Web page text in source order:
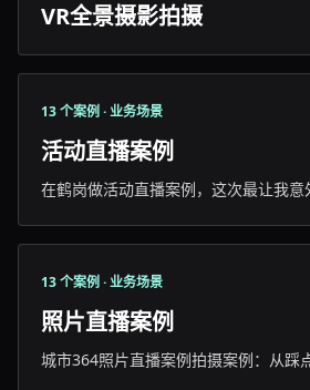
VR全景摄影拍摄
13 个案例 · 业务场景
活动直播案例
在鹤岗做活动直播案例，这次最让我意
13 个案例 · 业务场景
照片直播案例
城市364照片直播案例拍摄案例：从踩